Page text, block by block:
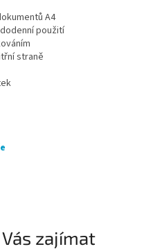
A4
použití
straně
zajímat